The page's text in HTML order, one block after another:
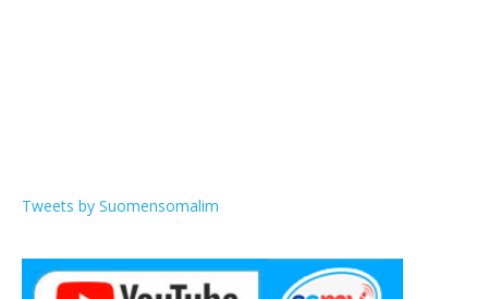
Tweets by Suomensomalim